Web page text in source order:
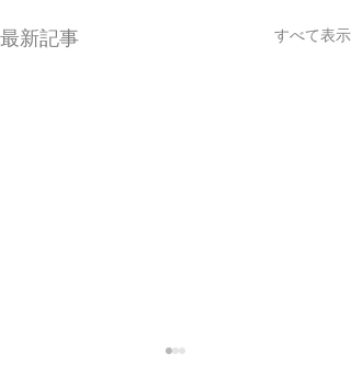
最新記事 すべて表示